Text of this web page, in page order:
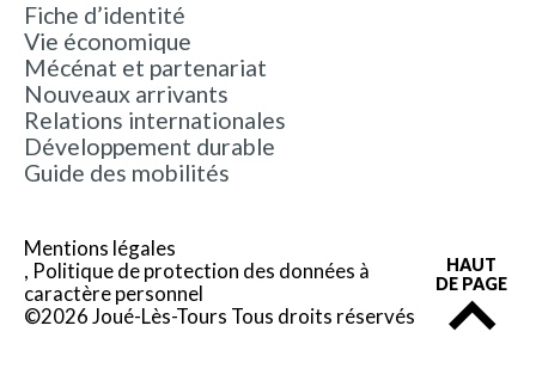
Fiche d’identité
Vie économique
Mécénat et partenariat
Nouveaux arrivants
Relations internationales
Développement durable
Guide des mobilités
Mentions légales
Politique de protection des données à
caractère personnel
©2026 Joué-Lès-Tours Tous droits réservés
HAUT
DE PAGE